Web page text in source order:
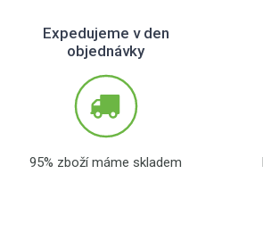
Expedujeme v den
objednávky
95% zboží máme skladem